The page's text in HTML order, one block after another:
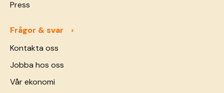
Press
Frågor & svar
Kontakta oss
Jobba hos oss
Vår ekonomi